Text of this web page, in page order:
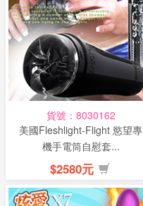
貨號：8030162
美國Fleshlight-Flight 慾望專
機手電筒自慰套...
$2580元